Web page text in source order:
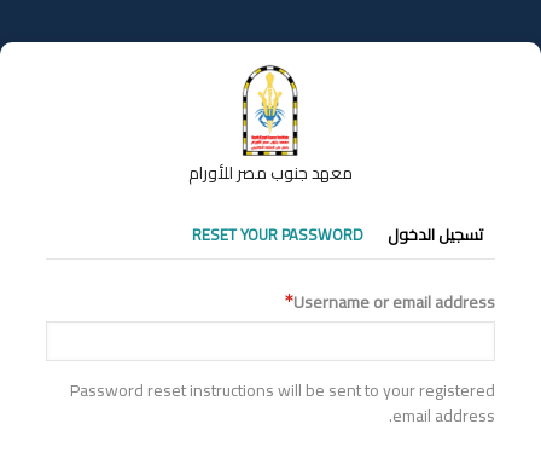
إلى
المحتوى
معهد جنوب مصر للأورام
التبويبات
الأساسية
تسجيل الدخول RESET YOUR PASSWORD
Username or email address
Password reset instructions will be sent to your registered
email address.